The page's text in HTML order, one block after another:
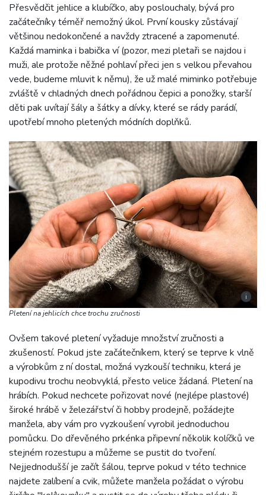
Přesvědčit jehlice a klubíčko, aby poslouchaly, bývá pro
začátečníky téměř nemožný úkol. První kousky zůstávají
většinou nedokončené a navždy ztracené a zapomenuté.
Každá maminka i babička ví (pozor, mezi pletaři se najdou i
muži, ale protože něžné pohlaví přeci jen s velkou převahou
vede, budeme mluvit k němu), že už malé miminko potřebuje
zvláště v chladných dnech pořádnou čepici a ponožky, starší
děti pak uvítají šály a šátky a dívky, které se rády parádí,
upotřebí mnoho pletených módních doplňků.
i
Pletení na jehlicích chce trochu zručnosti
Ovšem takové pletení vyžaduje množství zručnosti a
zkušeností. Pokud jste začátečníkem, který se teprve k vlně
a výrobkům z ní dostal, možná vyzkouší techniku, která je
kupodivu trochu neobvyklá, přesto velice žádaná. Pletení na
hrábích. Pokud nechcete pořizovat nové (nejlépe plastové)
široké hrábě v železářství či hobby prodejně, požádejte
manžela, aby vám pro vyzkoušení vyrobil jednoduchou
pomůcku. Do dřevěného prkénka připevní několik kolíčků ve
stejném rozestupu a můžeme se pustit do tvoření.
Nejjednodušší je začít šálou, teprve pokud v této technice
najdete zalíbení a cvik, můžete manžela požádat o výrobu